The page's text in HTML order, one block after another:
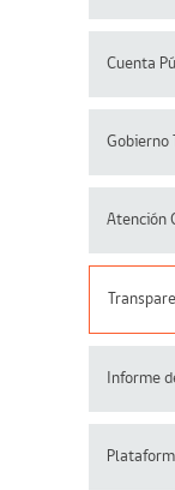
Cuenta
Gobierno
Atención
Informe